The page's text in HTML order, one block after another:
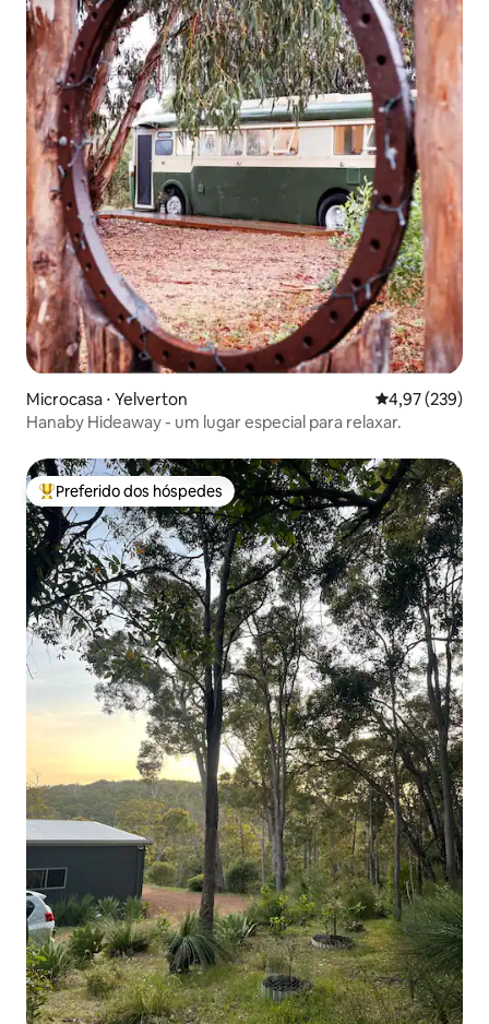
Microcasa ⋅ Yelverton 4,97 de uma
4,97 (239)
Hanaby Hideaway - um lugar especial para relaxar.
Entre os melhores preferidos dos hóspedes
Preferido dos hóspedes